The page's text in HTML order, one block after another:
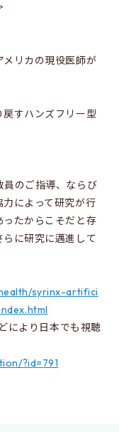
リカの現役医師が
すハンズフリー型
員のご指導、ならび
によって研究が行
ったからこそだと存
に研究に邁進して
syrinx-artifici
により日本でも視聴
?id=791